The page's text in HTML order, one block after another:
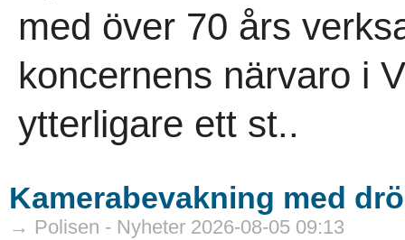
med över 70 års
koncernens närvaro i
ytterligare ett st..
Kamerabevakning med
→ Polisen - Nyheter 2026-08-05 09:13